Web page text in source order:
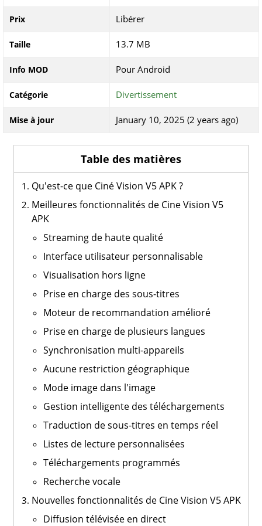
Prix Libérer
Taille 13.7 MB
Info MOD Pour Android
Catégorie Divertissement
Mise à jour January 10, 2025 (2 years ago)
Table des matières
Qu'est-ce que Ciné Vision V5 APK ?
Meilleures fonctionnalités de Cine Vision V5
APK
Streaming de haute qualité
Interface utilisateur personnalisable
Visualisation hors ligne
Prise en charge des sous-titres
Moteur de recommandation amélioré
Prise en charge de plusieurs langues
Synchronisation multi-appareils
Aucune restriction géographique
Mode image dans l'image
Gestion intelligente des téléchargements
Traduction de sous-titres en temps réel
Listes de lecture personnalisées
Téléchargements programmés
Recherche vocale
Nouvelles fonctionnalités de Cine Vision V5 APK
Diffusion télévisée en direct